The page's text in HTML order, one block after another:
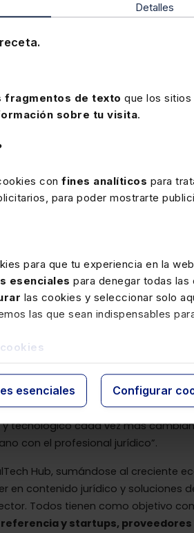
Detalles
fragmentos de texto que los sitios
sobre tu visita.
con fines analíticos para
para poder mostrarte
para que tu experiencia en la
esenciales para denegar todas
las cookies y seleccionar solo
las que sean indispensables
esenciales Configurar
y casos reales en el sector
en despachos, empresas y
desde distintas perspectivas del
Tomé, socia del área de Legal
y contó también con la
& Market Solutions Director en
Abogacía de Madrid (ICAM),
son importantes para entender las
debe formar parte activa en este
el lugar en el que vamos a vivir en
está viviendo un “hito histórico”.
jurídicas. Es una oportunidad para
del sector legaltech”. Por su parte,
de Lefebvre y vicepresidenta de
éste demuestran que hablamos
a los profesionales a trabajar con
tecnológico cada vez más
con el profesional jurídico”.
Hub, sumándose al creciente
en contenido jurídico y soluciones
Todos tienen como objetivo
y startups, proveedores